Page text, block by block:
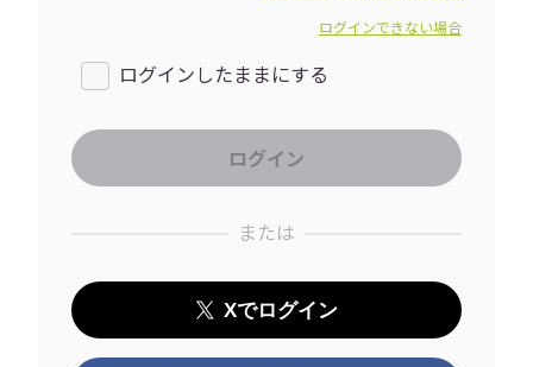
ログインできない場合
ログインしたままにする
または
Xでログイン